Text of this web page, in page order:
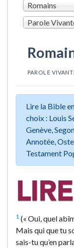
Romains
Parole
PAROLE
Lire la Bible
choix : Louis
Genève,
Annotée,
Testament
1 (« Oui, quel
Mais qui que tu
sais-tu qu’en